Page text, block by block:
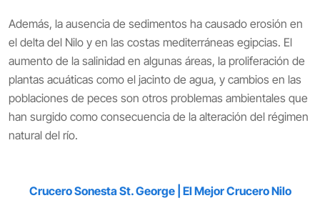
Además, la ausencia de sedimentos ha causado erosión en
el delta del Nilo y en las costas mediterráneas egipcias. El
aumento de la salinidad en algunas áreas, la proliferación de
plantas acuáticas como el jacinto de agua, y cambios en las
poblaciones de peces son otros problemas ambientales que
han surgido como consecuencia de la alteración del régimen
natural del río.
Crucero Sonesta St. George | El Mejor Crucero Nilo